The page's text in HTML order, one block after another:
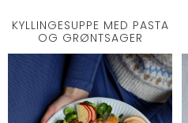
KYLLINGESUPPE MED PASTA
OG GRØNTSAGER